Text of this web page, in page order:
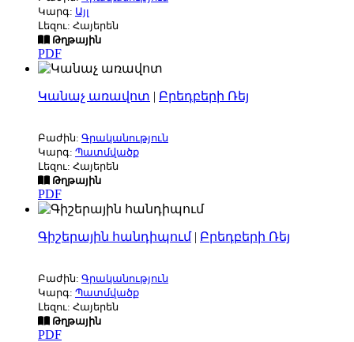
Կարգ: Այլ
Լեզու: Հայերեն
Թղթային
PDF
Կանաչ առավոտ | Բրեդբերի Ռեյ
Բաժին: Գրականություն
Կարգ: Պատմվածք
Լեզու: Հայերեն
Թղթային
PDF
Գիշերային հանդիպում| Բրեդբերի Ռեյ
Բաժին: Գրականություն
Կարգ: Պատմվածք
Լեզու: Հայերեն
Թղթային
PDF